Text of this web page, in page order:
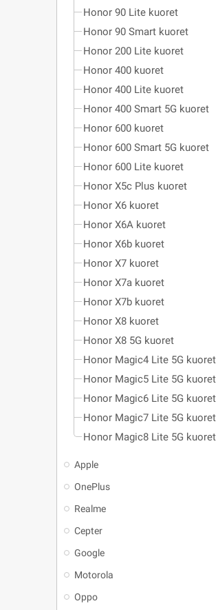
Honor 90 Lite kuoret
Honor 90 Smart kuoret
Honor 200 Lite kuoret
Honor 400 kuoret
Honor 400 Lite kuoret
Honor 400 Smart 5G kuoret
Honor 600 kuoret
Honor 600 Smart 5G kuoret
Honor 600 Lite kuoret
Honor X5c Plus kuoret
Honor X6 kuoret
Honor X6A kuoret
Honor X6b kuoret
Honor X7 kuoret
Honor X7a kuoret
Honor X7b kuoret
Honor X8 kuoret
Honor X8 5G kuoret
Honor Magic4 Lite 5G kuoret
Honor Magic5 Lite 5G kuoret
Honor Magic6 Lite 5G kuoret
Honor Magic7 Lite 5G kuoret
Honor Magic8 Lite 5G kuoret
Apple
OnePlus
Realme
Cepter
Google
Motorola
Oppo